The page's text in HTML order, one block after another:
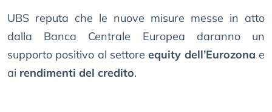
UBS reputa che le nuove misure messe in atto
dalla Banca Centrale Europea daranno un
supporto positivo al settoreequity dell’Eurozona e
ai rendimenti del credito.